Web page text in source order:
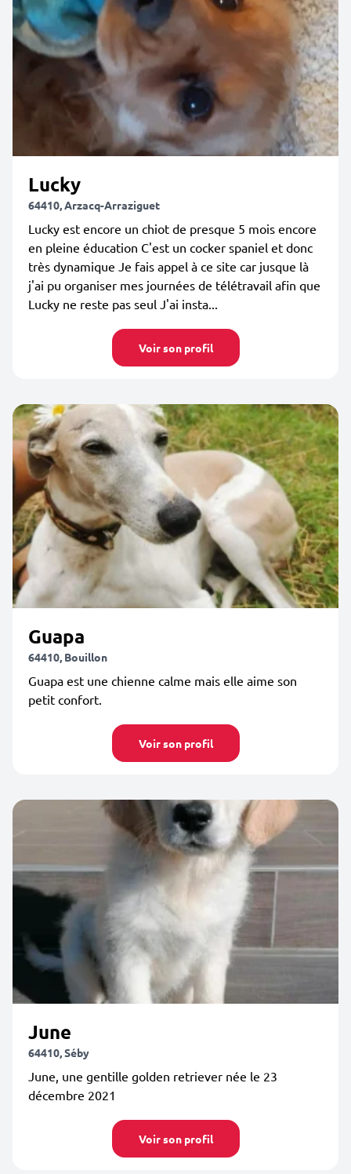
Lucky
64410, Arzacq-Arraziguet
Lucky est encore un chiot de presque 5 mois encore
en pleine éducation C'est un cocker spaniel et donc
très dynamique Je fais appel à ce site car jusque là
j'ai pu organiser mes journées de télétravail afin que
Lucky ne reste pas seul J'ai insta...
Voir son profil
Guapa
64410, Bouillon
Guapa est une chienne calme mais elle aime son
petit confort.
Voir son profil
June
64410, Séby
June, une gentille golden retriever née le 23
décembre 2021
Voir son profil